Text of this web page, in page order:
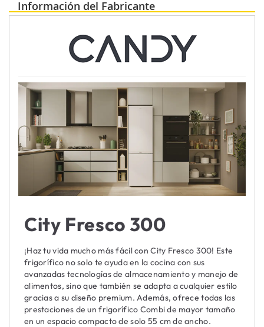
Información del Fabricante
City Fresco 300
¡Haz tu vida mucho más fácil con City Fresco 300! Este
frigorífico no solo te ayuda en la cocina con sus
avanzadas tecnologías de almacenamiento y manejo de
alimentos, sino que también se adapta a cualquier estilo
gracias a su diseño premium. Además, ofrece todas las
prestaciones de un frigorífico Combi de mayor tamaño
en un espacio compacto de solo 55 cm de ancho.